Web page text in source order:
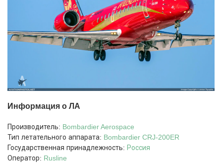
Информация о ЛА
Производитель: Bombardier Aerospace
Тип летательного аппарата: Bombardier CRJ-200ER
Государственная принадлежность: Россия
Оператор: Rusline